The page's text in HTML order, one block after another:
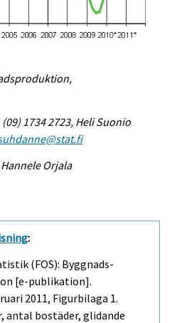
1734 2723, Heli Suonio
Orjala
:
(FOS): Byggnads-
[e-publikation].
2011, Figurbilaga 1.
antal bostäder, glidande